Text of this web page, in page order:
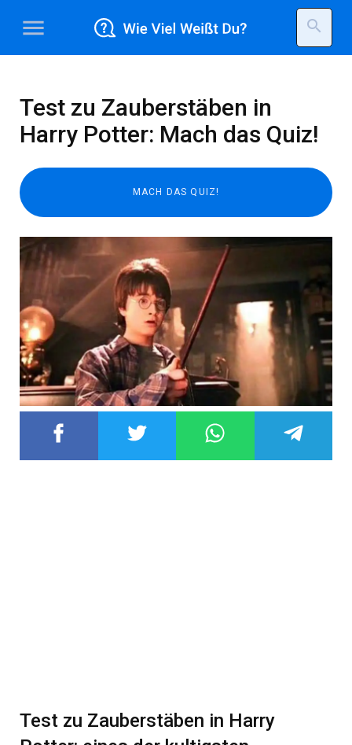
menu search
Test zu Zauberstäben in
Harry Potter: Mach das Quiz!
Test zu Zauberstäben in Harry